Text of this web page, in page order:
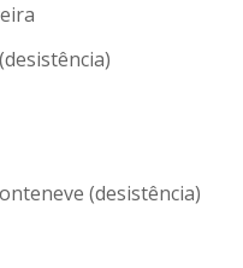
(desistência)